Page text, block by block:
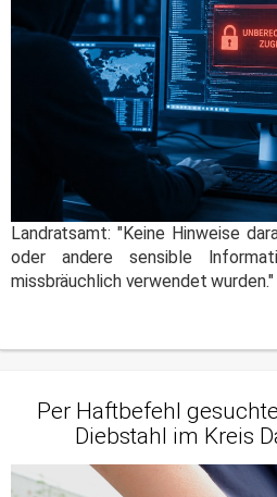
Landratsamt: "Keine Hinweise
oder andere sensible
missbräuchlich verwendet wurden."
Per Haftbefehl
Diebstahl im Kreis